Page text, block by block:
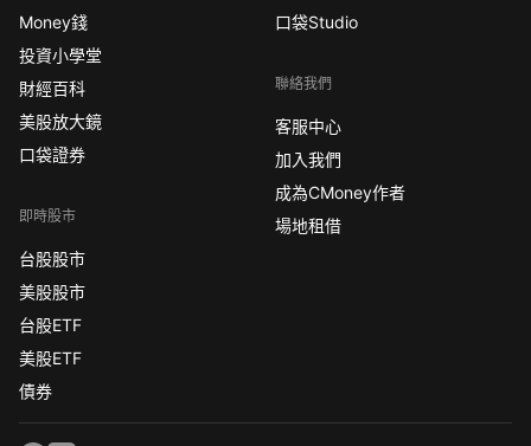
Money錢
投資小學堂
財經百科
美股放大鏡
口袋證券
即時股市
台股股市
美股股市
台股ETF
美股ETF
債券
口袋Studio
聯絡我們
客服中心
加入我們
成為CMoney作者
場地租借